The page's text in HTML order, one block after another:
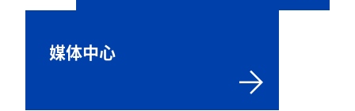
媒体中心